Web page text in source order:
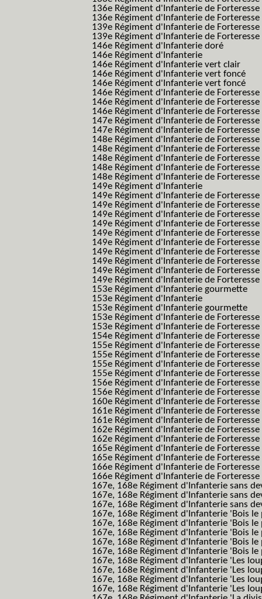
136e Régiment d'Infanterie de Forteresse
136e Régiment d'Infanterie de
139e Régiment d'Infanterie de
139e Régiment d'Infanterie de
146e Régiment d'Infanterie doré
146e Régiment d'Infanterie
146e Régiment d'Infanterie vert clair
146e Régiment d'Infanterie vert foncé
146e Régiment d'Infanterie vert foncé
146e Régiment d'Infanterie de
146e Régiment d'Infanterie de
146e Régiment d'Infanterie de
147e Régiment d'Infanterie de Forteresse
147e Régiment d'Infanterie de Forteresse
148e Régiment d'Infanterie de Forteresse
148e Régiment d'Infanterie de Forteresse
148e Régiment d'Infanterie de Forteresse
148e Régiment d'Infanterie de Forteresse
148e Régiment d'Infanterie de Forteresse
149e Régiment d'Infanterie
149e Régiment d'Infanterie de
149e Régiment d'Infanterie de
149e Régiment d'Infanterie de
149e Régiment d'Infanterie de
149e Régiment d'Infanterie de
149e Régiment d'Infanterie de
149e Régiment d'Infanterie de
149e Régiment d'Infanterie de
149e Régiment d'Infanterie de
149e Régiment d'Infanterie de
153e Régiment d'Infanterie gourmette
153e Régiment d'Infanterie
153e Régiment d'Infanterie gourmette
153e Régiment d'Infanterie de
153e Régiment d'Infanterie de
154e Régiment d'Infanterie de Forteresse
155e Régiment d'Infanterie de
155e Régiment d'Infanterie de
155e Régiment d'Infanterie de
155e Régiment d'Infanterie de
156e Régiment d'Infanterie de Forteresse
156e Régiment d'Infanterie de
160e Régiment d'Infanterie de
161e Régiment d'Infanterie de Forteresse
161e Régiment d'Infanterie de
162e Régiment d'Infanterie de Forteresse
162e Régiment d'Infanterie de
165e Régiment d'Infanterie de Forteresse
165e Régiment d'Infanterie de Forteresse
166e Régiment d'Infanterie de Forteresse
166e Régiment d'Infanterie de Forteresse
167e, 168e Régiment d'Infanterie sans
167e, 168e Régiment d'Infanterie sans
167e, 168e Régiment d'Infanterie sans
167e, 168e Régiment d'Infanterie 'Bois
167e, 168e Régiment d'Infanterie 'Bois
167e, 168e Régiment d'Infanterie 'Bois
167e, 168e Régiment d'Infanterie 'Bois
167e, 168e Régiment d'Infanterie 'Bois
167e, 168e Régiment d'Infanterie 'Les
167e, 168e Régiment d'Infanterie 'Les
167e, 168e Régiment d'Infanterie 'Les
167e, 168e Régiment d'Infanterie 'Les